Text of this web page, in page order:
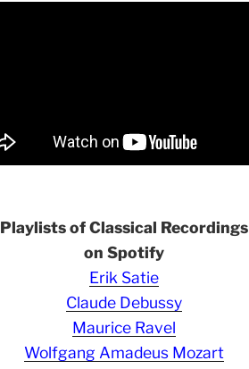
Playlists of Classical Recordings
on Spotify
Erik Satie
Claude Debussy
Maurice Ravel
Wolfgang Amadeus Mozart